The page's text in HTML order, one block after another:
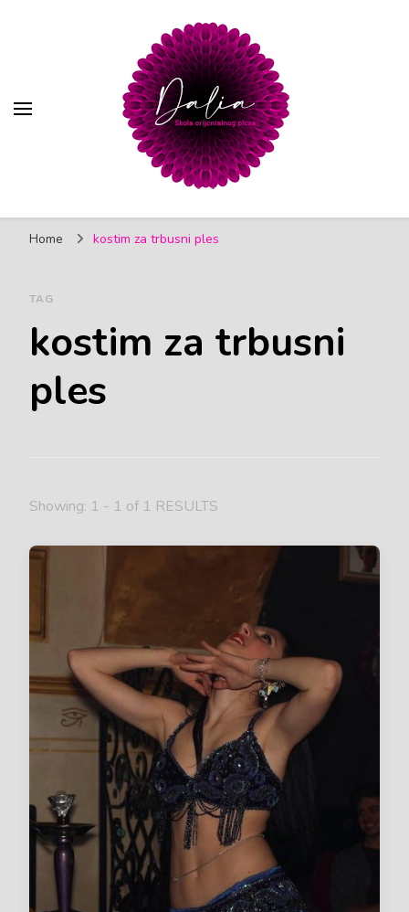
Trbušni ples | Škola
orijentalnog plesa Dalia
Škola orijentalnog (trbušnog) plesa, Pančevo
Home kostim za trbusni ples
TAG
kostim za trbusni
ples
Showing: 1 - 1 of 1 RESULTS